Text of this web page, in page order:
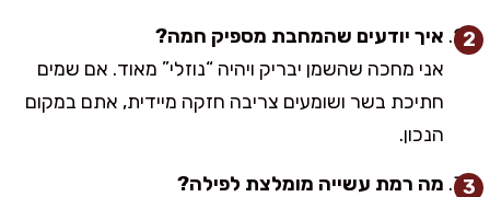
איך יודעים שהמחבת מספיק חמה?
אני מחכה שהשמן יבריק ויהיה “נוזלי” מאוד. אם שמים
חתיכת בשר ושומעים צריבה חזקה מיידית, אתם במקום
הנכון.
מה רמת עשייה מומלצת לפילה?